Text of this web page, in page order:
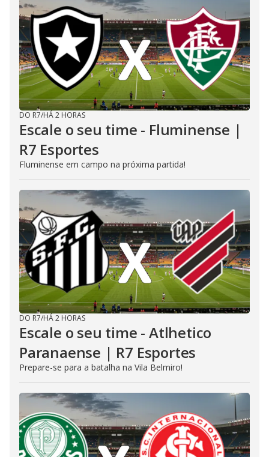
DO R7/HÁ 2 HORAS
Escale o seu time - Fluminense |
R7 Esportes
Fluminense em campo na próxima partida!
DO R7/HÁ 2 HORAS
Escale o seu time - Atlhetico
Paranaense | R7 Esportes
Prepare-se para a batalha na Vila Belmiro!